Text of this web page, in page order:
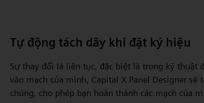
Tự động tách dây khi đặt ký hiệu
Sự thay đổi là liên tục, đặc biệt là trong kỹ thuật
vào mạch của mình, Capital X Panel Designer
chúng, cho phép bạn hoàn thành các mạch của